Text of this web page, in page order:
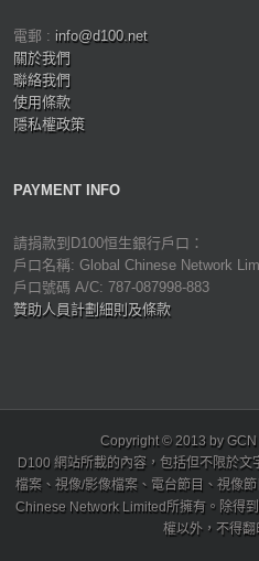
電郵 : info@d100.net
關於我們
聯絡我們
使用條款
隱私權政策
PAYMENT INFO
請捐款到D100恒生銀行戶口：
戶口名稱: Global Chinese Network
戶口號碼 A/C: 787-087998-883
贊助人員計劃細則及條款
Copyright © 2013 by
D100 網站所載的內容，包括但不限於
檔案、視像/影像檔案、電台節目、視像
Chinese Network Limited所擁有。除得
權以外，不得翻